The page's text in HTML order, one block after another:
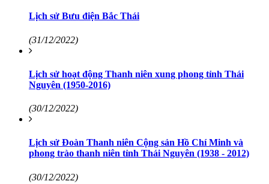
Lịch sử Bưu điện Bắc Thái
(31/12/2022)
Lịch sử hoạt động Thanh niên xung phong tỉnh Thái
Nguyên (1950-2016)
(30/12/2022)
Lịch sử Đoàn Thanh niên Cộng sản Hồ Chí Minh và
phong trào thanh niên tỉnh Thái Nguyên (1938 - 2012)
(30/12/2022)